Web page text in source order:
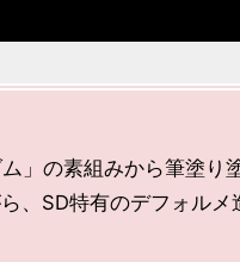
」の素組みから筆塗り
、SD特有のデフォルメ